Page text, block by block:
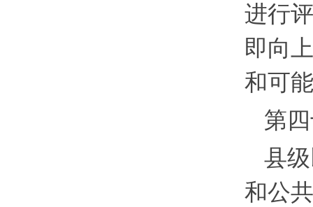
进行
即向
和可
第
县
和公